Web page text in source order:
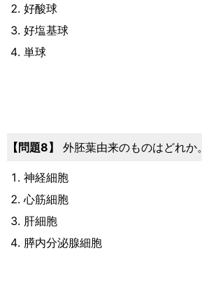
好酸球
好塩基球
単球
8 外胚葉由来のものはどれか。
神経細胞
心筋細胞
肝細胞
膵内分泌腺細胞